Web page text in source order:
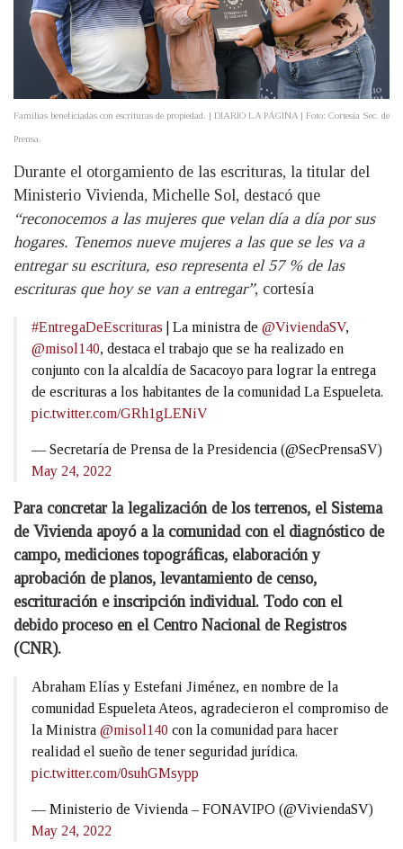
Familias beneficiadas con escrituras de propiedad. | DIARIO LA PÁGINA | Foto: Cortesía Sec. de
Prensa.
Durante el otorgamiento de las escrituras, la titular del
Ministerio Vivienda, Michelle Sol, destacó que
“reconocemos a las mujeres que velan día a día por sus
hogares. Tenemos nueve mujeres a las que se les va a
entregar su escritura, eso representa el 57 % de las
escrituras que hoy se van a entregar”, cortesía
#EntregaDeEscrituras | La ministra de @ViviendaSV,
@misol140, destaca el trabajo que se ha realizado en
conjunto con la alcaldía de Sacacoyo para lograr la entrega
de escrituras a los habitantes de la comunidad La Espueleta.
pic.twitter.com/GRh1gLENiV
— Secretaría de Prensa de la Presidencia (@SecPrensaSV)
May 24, 2022
Para concretar la legalización de los terrenos, el Sistema
de Vivienda apoyó a la comunidad con el diagnóstico de
campo, mediciones topográficas, elaboración y
aprobación de planos, levantamiento de censo,
escrituración e inscripción individual. Todo con el
debido proceso en el Centro Nacional de Registros
(CNR).
Abraham Elías y Estefani Jiménez, en nombre de la
comunidad Espueleta Ateos, agradecieron el compromiso de
la Ministra @misol140 con la comunidad para hacer
realidad el sueño de tener seguridad jurídica.
pic.twitter.com/0suhGMsypp
— Ministerio de Vivienda – FONAVIPO (@ViviendaSV)
May 24, 2022